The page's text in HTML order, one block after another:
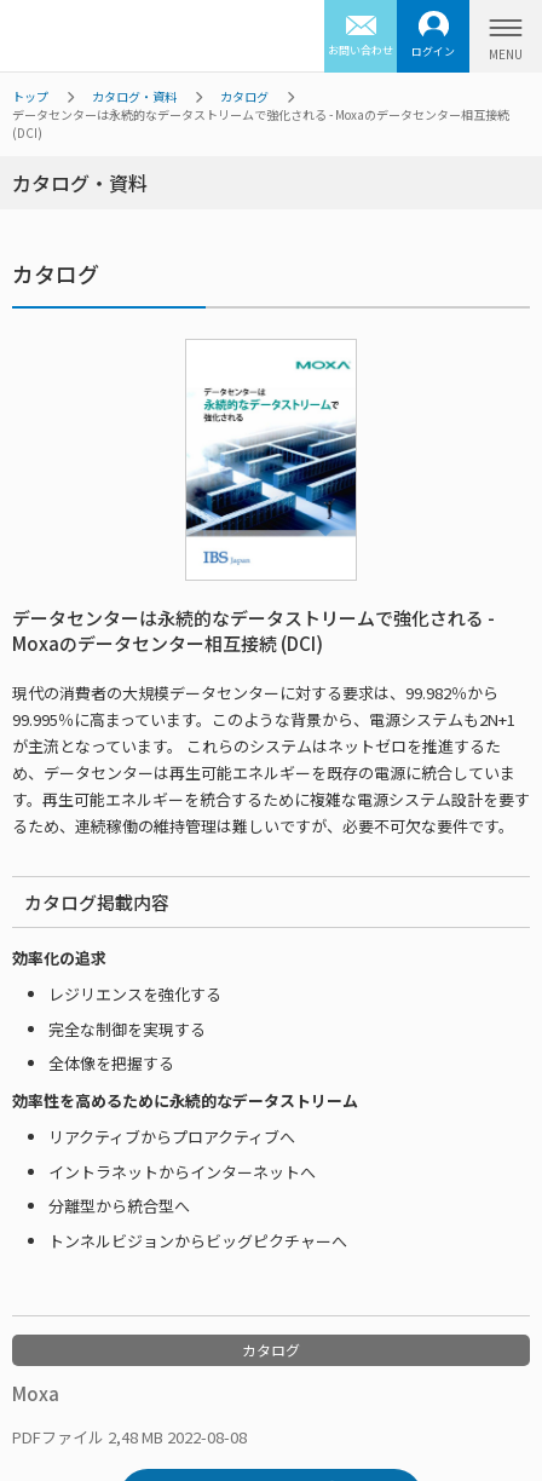
お問い合わせ ログイン
トップ カタログ・資料
カタログ
データセンターは永続的なデータストリームで強化される - Moxaのデータセンター相互接続
(DCI)
カタログ・資料
カタログ
データセンターは永続的なデータストリームで強化される -
Moxaのデータセンター相互接続 (DCI)
現代の消費者の大規模データセンターに対する要求は、99.982％から
99.995％に高まっています。このような背景から、電源システムも2N+1
が主流となっています。 これらのシステムはネットゼロを推進するた
め、データセンターは再生可能エネルギーを既存の電源に統合していま
す。再生可能エネルギーを統合するために複雑な電源システム設計を要す
るため、連続稼働の維持管理は難しいですが、必要不可欠な要件です。
カタログ掲載内容
効率化の追求
レジリエンスを強化する
完全な制御を実現する
全体像を把握する
効率性を高めるために永続的なデータストリーム
リアクティブからプロアクティブへ
イントラネットからインターネットへ
分離型から統合型へ
トンネルビジョンからビッグピクチャーへ
カタログ
Moxa
PDFファイル 2,48 MB 2022-08-08